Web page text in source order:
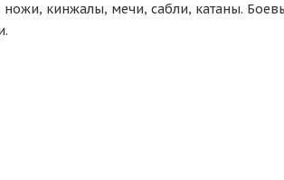
кинжалы, мечи, сабли, катаны.